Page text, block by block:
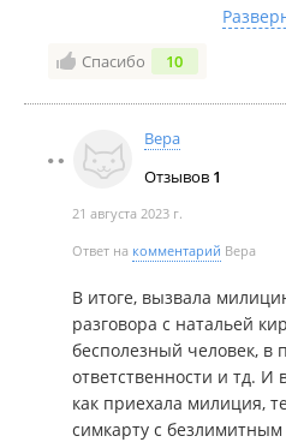
Тихоокеанская ст.Лозовый,
Личным автотранспортом:
(после Шкотово). Далее через
Серебряный до Казанки, здесь
указателю на Лозовый.
Новости:
2024 год
Владельцам
Партизанском дали
восстановление.
Затопленный лагерь под
проблема бы решалась. Но
смертный, все пушено на
дозвонилась до лагеря, на
ответственности не несем.
вы все таки решитесь там
вещи и никто за это не
ответственности.
Спасибо 10
Вера
Отзывов 1
21 августа 2023 г.
Ответ на комментарий Вера
В итоге, вызвала
разговора с натальей
бесполезный человек, в
ответственности и тд. И
как приехала милиция,
симкарту с